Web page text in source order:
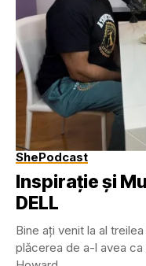
ShePodcast
Inspirație și
DELL
Bine ați venit la al
plăcerea de a-l avea